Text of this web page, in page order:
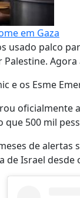
em Gaza
usado palco
e os Esme
oficialmente
500 mil
de
de Israel desde